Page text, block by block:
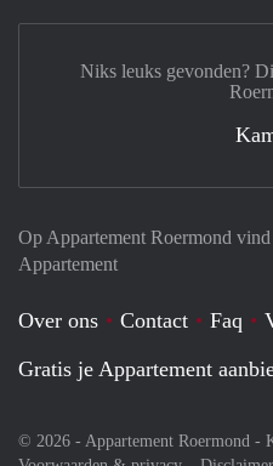
Op Appartement Roermond
Appartement
Over ons Contact Faq
Gratis je Appartement
© 2026 - Appartement Roermond -
Niks leuks gevonden?